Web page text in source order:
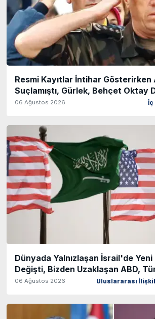
Resmi Kayıtlar İntihar Gösterirken
Suçlamıştı, Gürlek, Behçet Oktay
06 Ağustos 2026 İç
Dünyada Yalnızlaşan İsrail'de
Değişti, Bizden Uzaklaşan ABD,
06 Ağustos 2026 Uluslararası